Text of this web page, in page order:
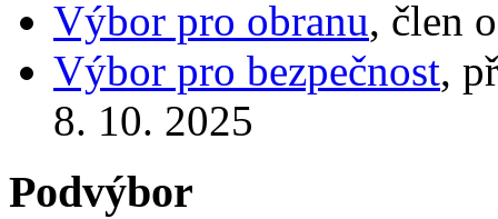
Výbor pro obranu, člen
Výbor pro bezpečnost,
8. 10. 2025
Podvýbor